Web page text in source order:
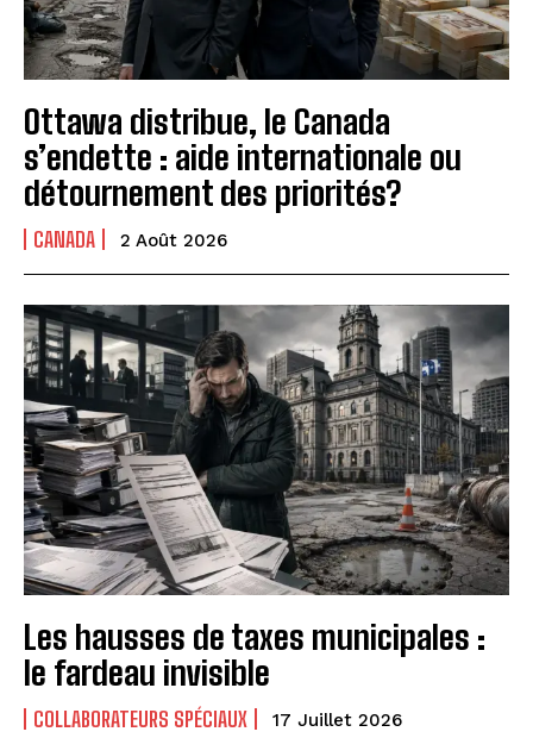
Ottawa distribue, le Canada
s’endette : aide internationale ou
détournement des priorités?
CANADA 2 Août 2026
Les hausses de taxes municipales :
le fardeau invisible
COLLABORATEURS SPÉCIAUX 17 Juillet 2026